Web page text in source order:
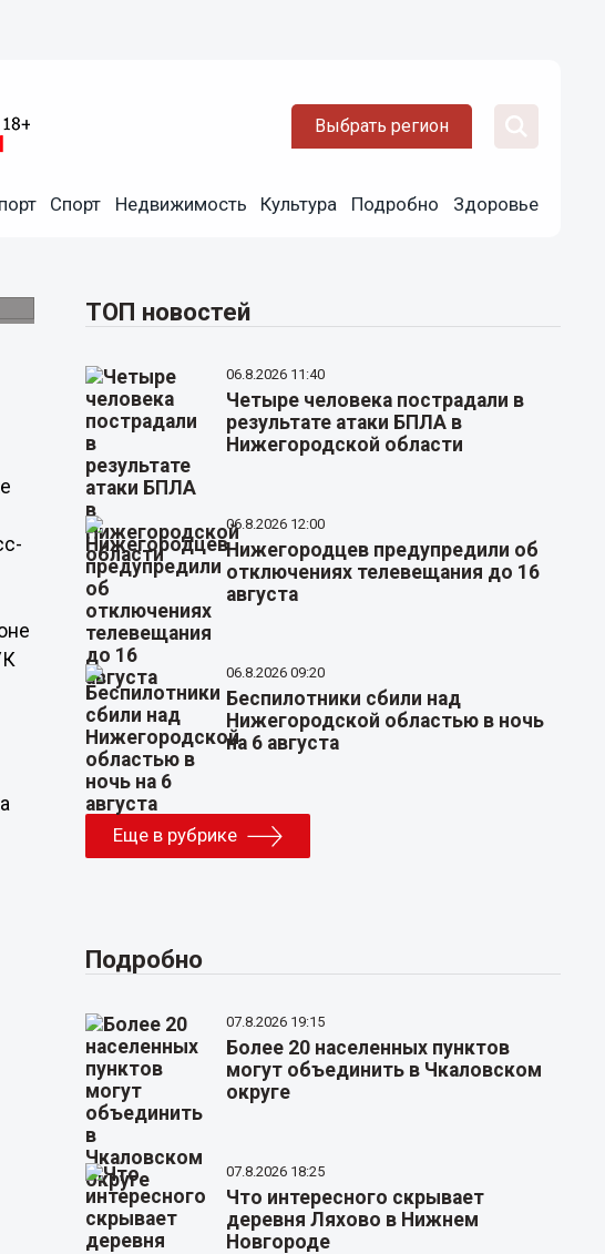
Выбрать регион
Спорт Недвижимость Культура Подробно Здоровье
ТОП новостей
06.8.2026 11:40
Четыре человека пострадали в
результате атаки БПЛА в
Нижегородской области
06.8.2026 12:00
Нижегородцев предупредили об
отключениях телевещания до 16
августа
06.8.2026 09:20
Беспилотники сбили над
Нижегородской областью в ночь
на 6 августа
Еще в рубрике
Подробно
07.8.2026 19:15
Более 20 населенных пунктов
могут объединить в Чкаловском
округе
07.8.2026 18:25
Что интересного скрывает
деревня Ляхово в Нижнем
Новгороде